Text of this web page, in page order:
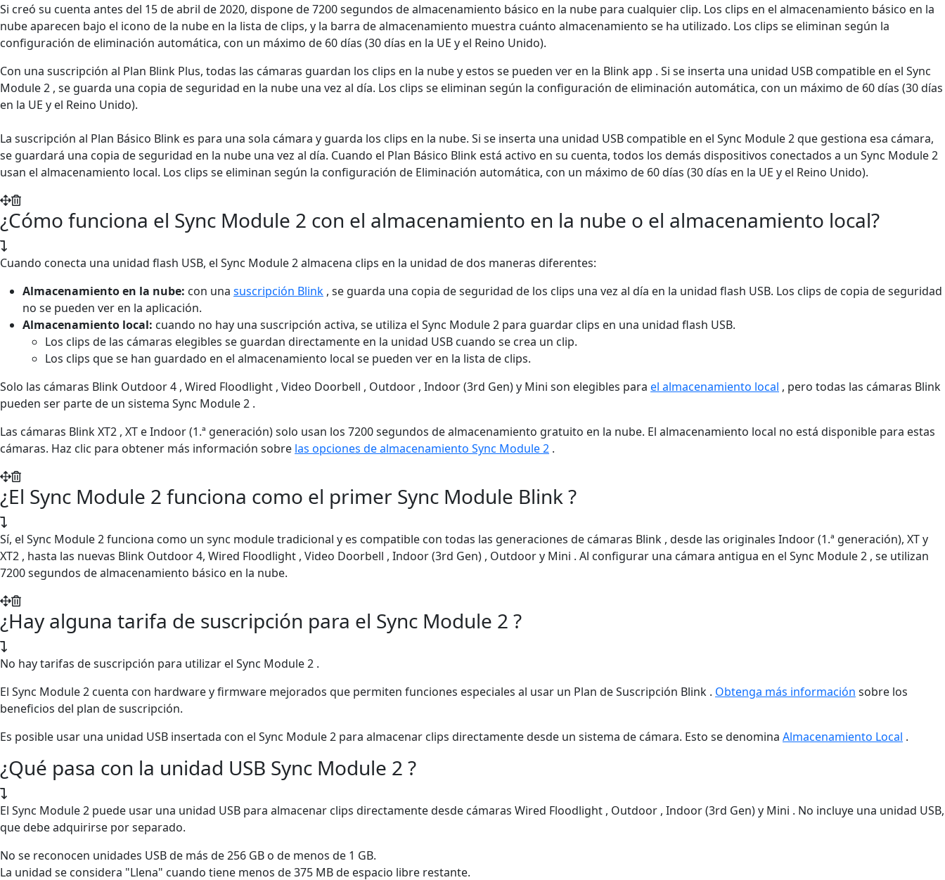
Si creó su cuenta antes del 15 de abril de 2020, dispone de 7200 segundos de almacenamiento básico en la nube para cualquier clip. Los clips en el almacenamiento básico en la
nube aparecen bajo el icono de la nube en la lista de clips, y la barra de almacenamiento muestra cuánto almacenamiento se ha utilizado. Los clips se eliminan según la
configuración de eliminación automática, con un máximo de 60 días (30 días en la UE y el Reino Unido).
Con una suscripción al Plan Blink Plus, todas las cámaras guardan los clips en la nube y estos se pueden ver en la Blink app . Si se inserta una unidad USB compatible en el Sync
Module 2 , se guarda una copia de seguridad en la nube una vez al día. Los clips se eliminan según la configuración de eliminación automática, con un máximo de 60 días (30 días
en la UE y el Reino Unido).
La suscripción al Plan Básico Blink es para una sola cámara y guarda los clips en la nube. Si se inserta una unidad USB compatible en el Sync Module 2 que gestiona esa cámara,
se guardará una copia de seguridad en la nube una vez al día. Cuando el Plan Básico Blink está activo en su cuenta, todos los demás dispositivos conectados a un Sync Module 2
usan el almacenamiento local. Los clips se eliminan según la configuración de Eliminación automática, con un máximo de 60 días (30 días en la UE y el Reino Unido).
¿Cómo funciona el Sync Module 2 con el almacenamiento en la nube o el almacenamiento local?
Cuando conecta una unidad flash USB, el Sync Module 2 almacena clips en la unidad de dos maneras diferentes:
Almacenamiento en la nube: con una suscripción Blink , se guarda una copia de seguridad de los clips una vez al día en la unidad flash USB. Los clips de copia de seguridad
no se pueden ver en la aplicación.
Almacenamiento local: cuando no hay una suscripción activa, se utiliza el Sync Module 2 para guardar clips en una unidad flash USB.
Los clips de las cámaras elegibles se guardan directamente en la unidad USB cuando se crea un clip.
Los clips que se han guardado en el almacenamiento local se pueden ver en la lista de clips.
Solo las cámaras Blink Outdoor 4 , Wired Floodlight , Video Doorbell , Outdoor , Indoor (3rd Gen) y Mini son elegibles para el almacenamiento local , pero todas las cámaras Blink
pueden ser parte de un sistema Sync Module 2 .
Las cámaras Blink XT2 , XT e Indoor (1.ª generación) solo usan los 7200 segundos de almacenamiento gratuito en la nube. El almacenamiento local no está disponible para estas
cámaras. Haz clic para obtener más información sobre las opciones de almacenamiento Sync Module 2 .
¿El Sync Module 2 funciona como el primer Sync Module Blink ?
Sí, el Sync Module 2 funciona como un sync module tradicional y es compatible con todas las generaciones de cámaras Blink , desde las originales Indoor (1.ª generación), XT y
XT2 , hasta las nuevas Blink Outdoor 4, Wired Floodlight , Video Doorbell , Indoor (3rd Gen) , Outdoor y Mini . Al configurar una cámara antigua en el Sync Module 2 , se utilizan
7200 segundos de almacenamiento básico en la nube.
¿Hay alguna tarifa de suscripción para el Sync Module 2 ?
No hay tarifas de suscripción para utilizar el Sync Module 2 .
El Sync Module 2 cuenta con hardware y firmware mejorados que permiten funciones especiales al usar un Plan de Suscripción Blink . Obtenga más información sobre los
beneficios del plan de suscripción.
Es posible usar una unidad USB insertada con el Sync Module 2 para almacenar clips directamente desde un sistema de cámara. Esto se denomina Almacenamiento Local .
¿Qué pasa con la unidad USB Sync Module 2 ?
El Sync Module 2 puede usar una unidad USB para almacenar clips directamente desde cámaras Wired Floodlight , Outdoor , Indoor (3rd Gen) y Mini . No incluye una unidad USB,
que debe adquirirse por separado.
No se reconocen unidades USB de más de 256 GB o de menos de 1 GB.
La unidad se considera "Llena" cuando tiene menos de 375 MB de espacio libre restante.